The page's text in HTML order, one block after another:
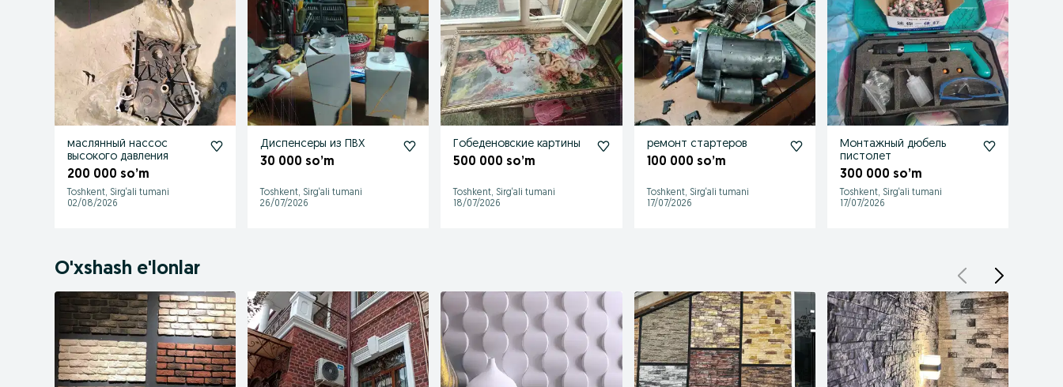
маслянный нассос
высокого давления
200 000 so’m
Toshkent, Sirg‘ali tumani
02/08/2026
Диспенсеры из ПВХ
30 000 so’m
Toshkent, Sirg‘ali tumani
26/07/2026
Гобеденовские картины
500 000 so’m
Toshkent, Sirg‘ali tumani
18/07/2026
ремонт стартеров
100 000 so’m
Toshkent, Sirg‘ali tumani
17/07/2026
Монтажный дюбель
пистолет
300 000 so’m
Toshkent, Sirg‘ali tumani
17/07/2026
O'xshash e'lonlar